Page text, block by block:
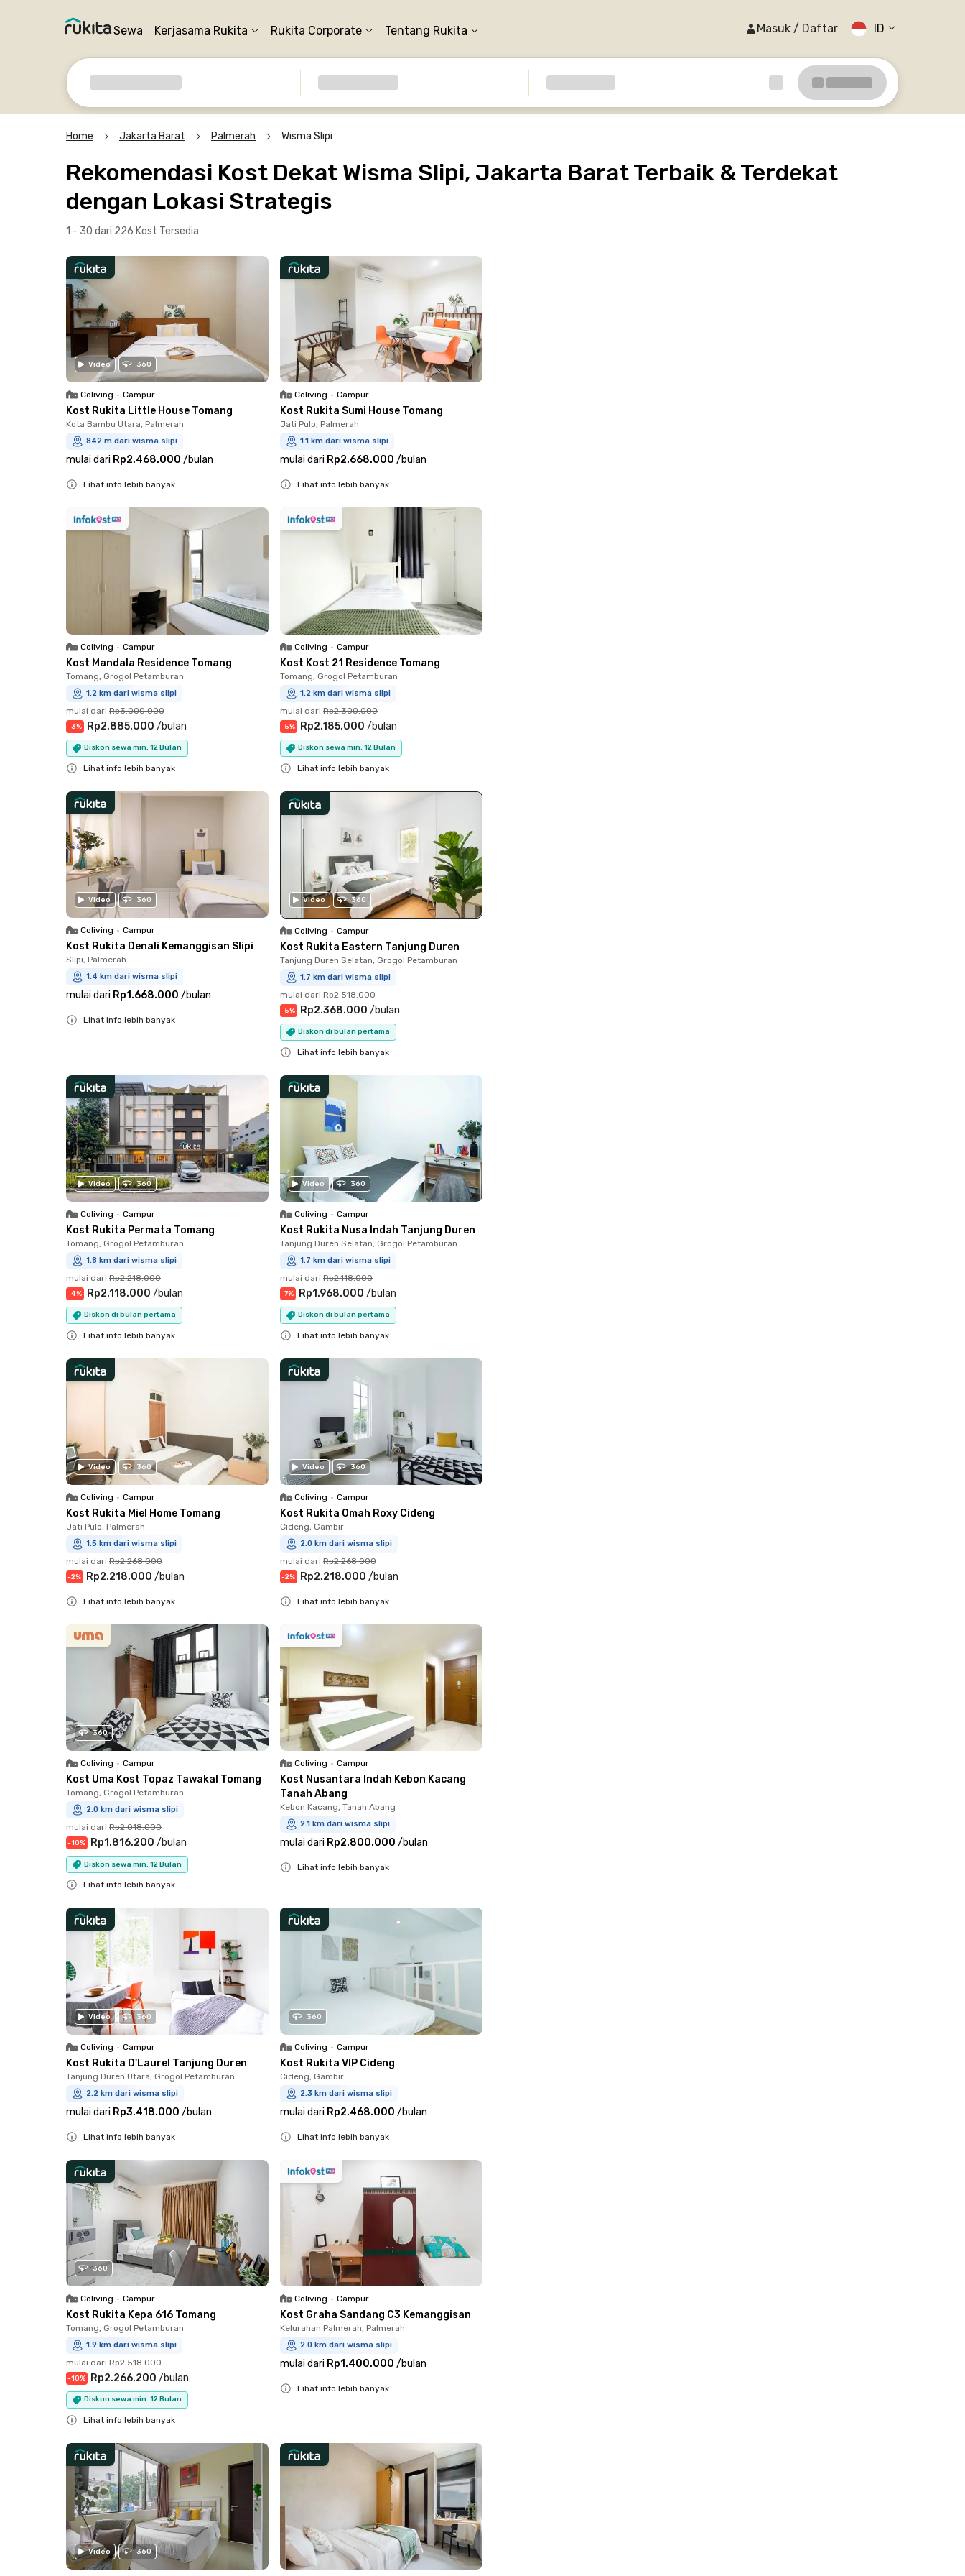
Sewa Kerjasama Rukita Rukita Corporate Tentang Rukita Masuk / Daftar ID
Home Jakarta Barat Palmerah Wisma Slipi
Rekomendasi Kost Dekat Wisma Slipi, Jakarta Barat Terbaik & Terdekat
dengan Lokasi Strategis
1 - 30 dari 226 Kost Tersedia
Video 360
Coliving • Campur
Kost Rukita Little House Tomang
Kota Bambu Utara, Palmerah
842 m dari wisma slipi
mulai dari Rp2.468.000 /bulan
Lihat info lebih banyak
Coliving • Campur
Kost Rukita Sumi House Tomang
Jati Pulo, Palmerah
1.1 km dari wisma slipi
mulai dari Rp2.668.000 /bulan
Lihat info lebih banyak
Coliving • Campur
Kost Mandala Residence Tomang
Tomang, Grogol Petamburan
1.2 km dari wisma slipi
mulai dari Rp3.000.000
-3% Rp2.885.000 /bulan
Diskon sewa min. 12 Bulan
Lihat info lebih banyak
Coliving • Campur
Kost Kost 21 Residence Tomang
Tomang, Grogol Petamburan
1.2 km dari wisma slipi
mulai dari Rp2.300.000
-5% Rp2.185.000 /bulan
Diskon sewa min. 12 Bulan
Lihat info lebih banyak
Video 360
Coliving • Campur
Kost Rukita Denali Kemanggisan Slipi
Slipi, Palmerah
1.4 km dari wisma slipi
mulai dari Rp1.668.000 /bulan
Lihat info lebih banyak
Video 360
Coliving • Campur
Kost Rukita Eastern Tanjung Duren
Tanjung Duren Selatan, Grogol Petamburan
1.7 km dari wisma slipi
mulai dari Rp2.518.000
-5% Rp2.368.000 /bulan
Diskon di bulan pertama
Lihat info lebih banyak
Video 360
Coliving • Campur
Kost Rukita Permata Tomang
Tomang, Grogol Petamburan
1.8 km dari wisma slipi
mulai dari Rp2.218.000
-4% Rp2.118.000 /bulan
Diskon di bulan pertama
Lihat info lebih banyak
Video 360
Coliving • Campur
Kost Rukita Nusa Indah Tanjung Duren
Tanjung Duren Selatan, Grogol Petamburan
1.7 km dari wisma slipi
mulai dari Rp2.118.000
-7% Rp1.968.000 /bulan
Diskon di bulan pertama
Lihat info lebih banyak
Video 360
Coliving • Campur
Kost Rukita Miel Home Tomang
Jati Pulo, Palmerah
1.5 km dari wisma slipi
mulai dari Rp2.268.000
-2% Rp2.218.000 /bulan
Lihat info lebih banyak
Video 360
Coliving • Campur
Kost Rukita Omah Roxy Cideng
Cideng, Gambir
2.0 km dari wisma slipi
mulai dari Rp2.268.000
-2% Rp2.218.000 /bulan
Lihat info lebih banyak
360
Coliving • Campur
Kost Uma Kost Topaz Tawakal Tomang
Tomang, Grogol Petamburan
2.0 km dari wisma slipi
mulai dari Rp2.018.000
-10% Rp1.816.200 /bulan
Diskon sewa min. 12 Bulan
Lihat info lebih banyak
Coliving • Campur
Kost Nusantara Indah Kebon Kacang
Tanah Abang
Kebon Kacang, Tanah Abang
2.1 km dari wisma slipi
mulai dari Rp2.800.000 /bulan
Lihat info lebih banyak
Video 360
Coliving • Campur
Kost Rukita D'Laurel Tanjung Duren
Tanjung Duren Utara, Grogol Petamburan
2.2 km dari wisma slipi
mulai dari Rp3.418.000 /bulan
Lihat info lebih banyak
360
Coliving • Campur
Kost Rukita VIP Cideng
Cideng, Gambir
2.3 km dari wisma slipi
mulai dari Rp2.468.000 /bulan
Lihat info lebih banyak
360
Coliving • Campur
Kost Rukita Kepa 616 Tomang
Tomang, Grogol Petamburan
1.9 km dari wisma slipi
mulai dari Rp2.518.000
-10% Rp2.266.200 /bulan
Diskon sewa min. 12 Bulan
Lihat info lebih banyak
Coliving • Campur
Kost Graha Sandang C3 Kemanggisan
Kelurahan Palmerah, Palmerah
2.0 km dari wisma slipi
mulai dari Rp1.400.000 /bulan
Lihat info lebih banyak
Video 360